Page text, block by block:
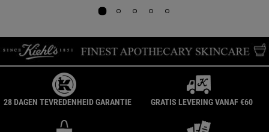
28 DAGEN TEVREDENHEID GARANTIE GRATIS LEVERING VANAF €60